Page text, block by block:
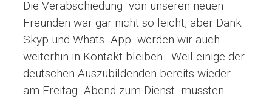
Die Verabschiedung von unseren neuen
Freunden war gar nicht so leicht, aber Dank
Skyp und Whats App werden wir auch
weiterhin in Kontakt bleiben. Weil einige der
deutschen Auszubildenden bereits wieder
am Freitag Abend zum Dienst mussten